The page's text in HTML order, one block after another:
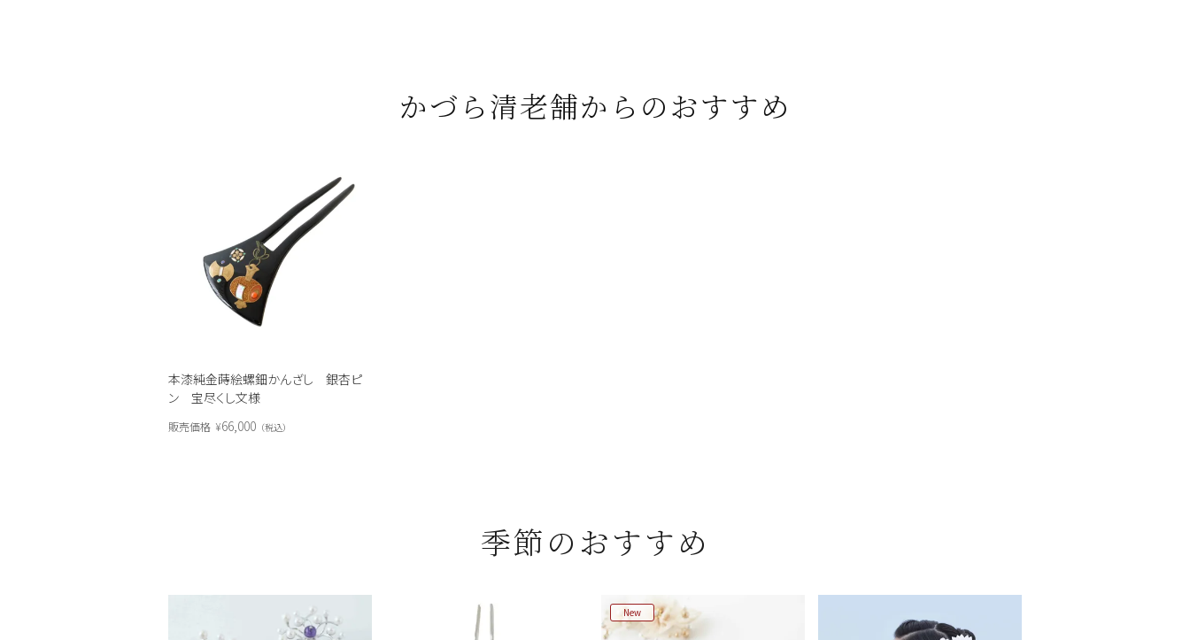
かづら清老舗からのおすすめ
本漆純金蒔絵螺鈿かんざし 銀杏ピ
ン 宝尽くし文様
販売価格 ¥66,000 税込
季節のおすすめ
New